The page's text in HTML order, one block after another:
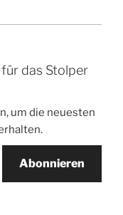
das Stolper
um die neuesten
Abonnieren